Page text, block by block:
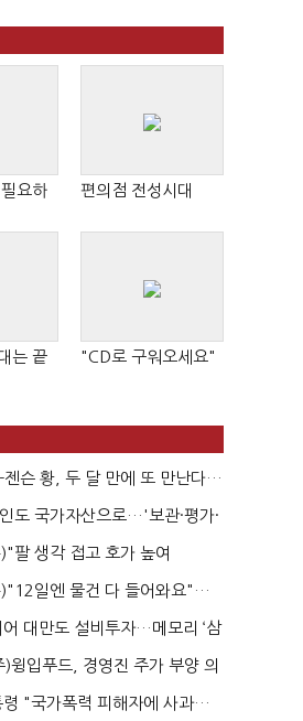
요하
편의점 전성시대
는 끝
"CD로 구워오세요"
젠슨 황, 두 달 만에 또 만난다…
등 논...
도 국가자산으로…'보관·평가·
준은 ...
팔 생각 접고 호가 높여
똘똘한 한 채' 20...
일엔 물건 다 들어와요"…
채우며 문 연 ...
어 대만도 설비투자…메모리 ‘삼
)윙입푸드, 경영진 주가 부양 의
가...
령 "국가폭력 피해자에 사과…